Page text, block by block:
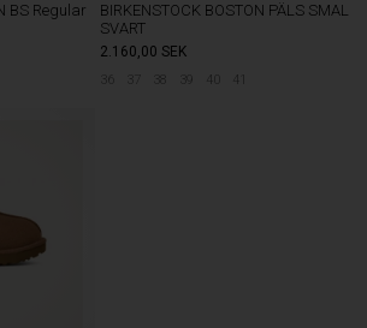
BS Regular
BIRKENSTOCK BOSTON PÄLS SMAL
SVART
2.160,00 SEK
36 37 38 39 40 41